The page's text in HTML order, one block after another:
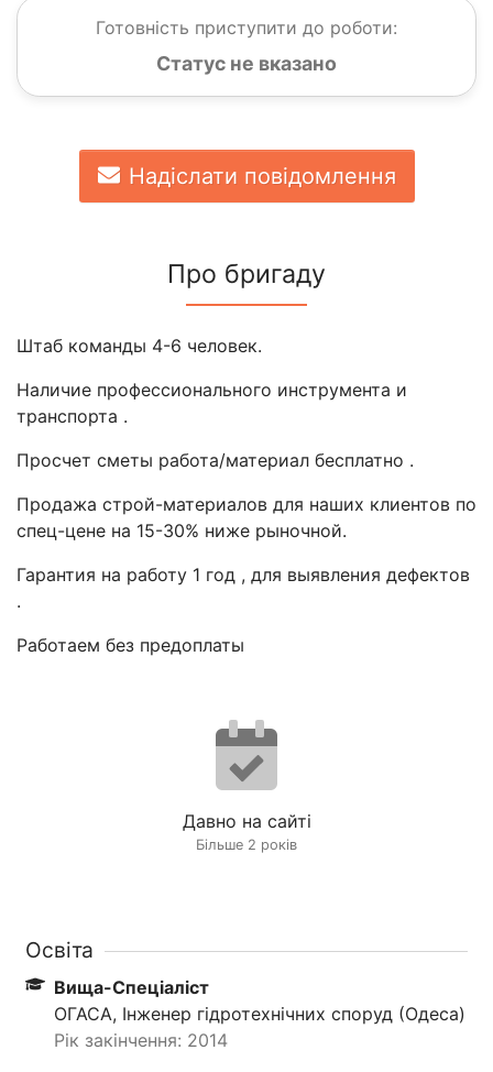
Готовність приступити до роботи:
Статус не вказано
Надіслати повідомлення
Про бригаду
Штаб команды 4-6 человек.
Наличие профессионального инструмента и
транспорта .
Просчет сметы работа/материал бесплатно .
Продажа строй-материалов для наших клиентов по
спец-цене на 15-30% ниже рыночной.
Гарантия на работу 1 год , для выявления дефектов
.
Работаем без предоплаты
Давно на сайті
Більше 2 років
Освіта
Вища-Спеціаліст
ОГАСА, Інженер гідротехнічних споруд (Одеса)
Рік закінчення: 2014